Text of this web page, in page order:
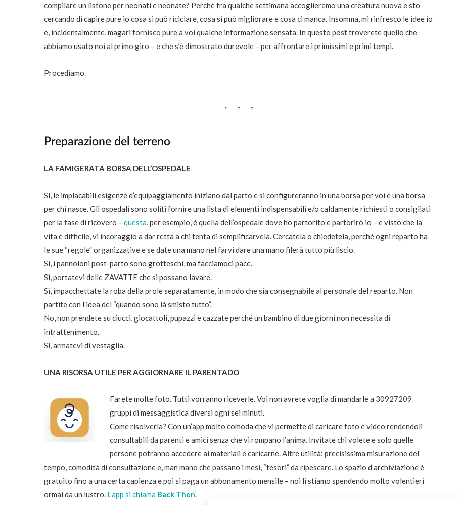
compilare un listone per neonati e neonate? Perché fra qualche settimana accoglieremo una creatura nuova e sto
cercando di capire pure io cosa si può riciclare, cosa si può migliorare e cosa ci manca. Insomma, mi rinfresco le idee io
e, incidentalmente, magari fornisco pure a voi qualche informazione sensata. In questo post troverete quello che
abbiamo usato noi al primo giro – e che s’è dimostrato durevole – per affrontare i primissimi e primi tempi.
Procediamo.
Preparazione del terreno
LA FAMIGERATA BORSA DELL’OSPEDALE
Sì, le implacabili esigenze d’equipaggiamento iniziano dal parto e si configureranno in una borsa per voi e una borsa
per chi nasce. Gli ospedali sono soliti fornire una lista di elementi indispensabili e/o caldamente richiesti o consigliati
per la fase di ricovero – questa, per esempio, è quella dell’ospedale dove ho partorito e partorirò io – e visto che la
vita è difficile, vi incoraggio a dar retta a chi tenta di semplificarvela. Cercatela o chiedetela, perché ogni reparto ha
le sue “regole” organizzative e se date una mano nel farvi dare una mano filerà tutto più liscio.
Sì, i pannoloni post-parto sono grotteschi, ma facciamoci pace.
Sì, portatevi delle ZAVATTE che si possano lavare.
Sì, impacchettate la roba della prole separatamente, in modo che sia consegnabile al personale del reparto. Non
partite con l’idea del “quando sono là smisto tutto”.
No, non prendete su ciucci, giocattoli, pupazzi e cazzate perché un bambino di due giorni non necessita di
intrattenimento.
Sì, armatevi di vestaglia.
UNA RISORSA UTILE PER AGGIORNARE IL PARENTADO
Farete molte foto. Tutti vorranno riceverle. Voi non avrete voglia di mandarle a 30927209
gruppi di messaggistica diversi ogni sei minuti.
Come risolverla? Con un’app molto comoda che vi permette di caricare foto e video rendendoli
consultabili da parenti e amici senza che vi rompano l’anima. Invitate chi volete e solo quelle
persone potranno accedere ai materiali e caricarne. Altre utilità: precisissima misurazione del
tempo, comodità di consultazione e, man mano che passano i mesi, “tesori” da ripescare. Lo spazio d’archiviazione è
gratuito fino a una certa capienza e poi si paga un abbonamento mensile – noi li stiamo spendendo molto volentieri
ormai da un lustro. L’app si chiama Back Then.